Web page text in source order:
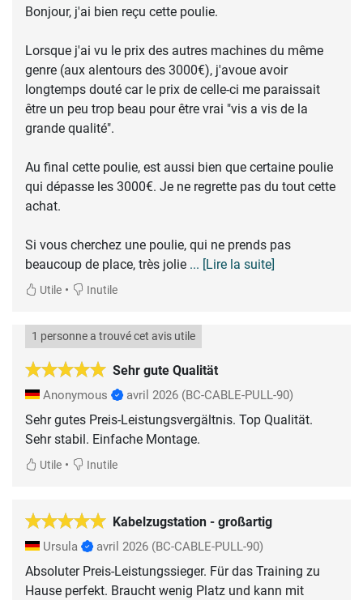
Bonjour, j'ai bien reçu cette poulie.
Lorsque j'ai vu le prix des autres machines du même
genre (aux alentours des 3000€), j'avoue avoir
longtemps douté car le prix de celle-ci me paraissait
être un peu trop beau pour être vrai "vis a vis de la
grande qualité".
Au final cette poulie, est aussi bien que certaine poulie
qui dépasse les 3000€. Je ne regrette pas du tout cette
achat.
Si vous cherchez une poulie, qui ne prends pas
beaucoup de place, très jolie ... [Lire la suite]
Utile • Inutile
Sehr gute Qualität
1 personne a trouvé cet avis utile
Anonymous avril 2026 (BC-CABLE-PULL-90)
Sehr gutes Preis-Leistungsvergältnis. Top Qualität.
Sehr stabil. Einfache Montage.
Utile • Inutile
Kabelzugstation - großartig
Ursula avril 2026 (BC-CABLE-PULL-90)
Absoluter Preis-Leistungssieger. Für das Training zu
Hause perfekt. Braucht wenig Platz und kann mit